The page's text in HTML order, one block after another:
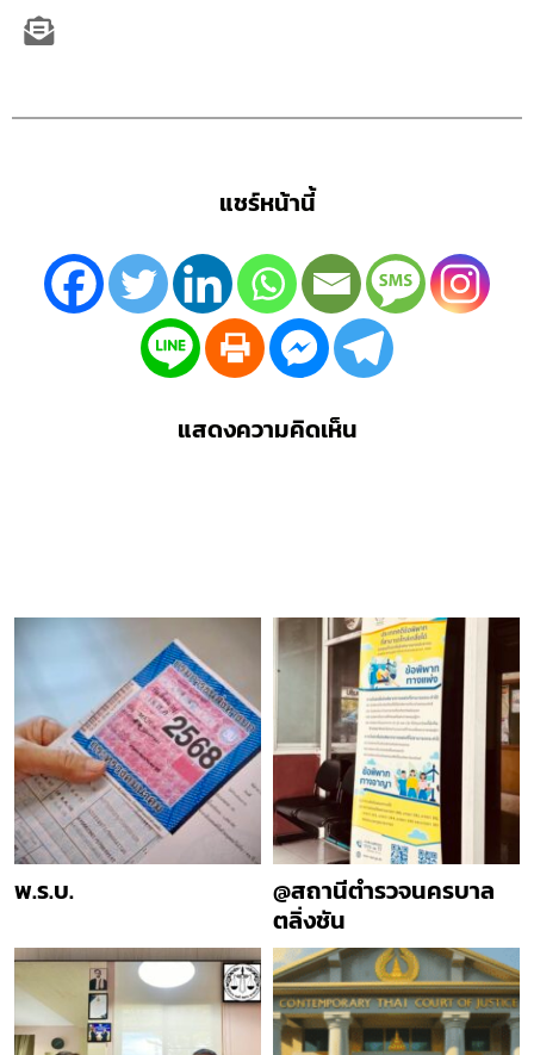
แชร์หน้านี้
แสดงความคิดเห็น
พ.ร.บ.
@สถานีตำรวจนครบาล
ตลิ่งชัน